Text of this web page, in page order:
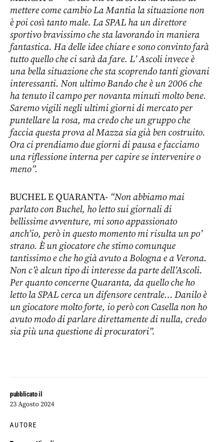
pubblicato il
23 Agosto 2024
AUTORE
mettere come cambio La Mantia la situazione non
è poi così tanto male. La SPAL ha un direttore
sportivo bravissimo che sta lavorando in maniera
fantastica. Ha delle idee chiare e sono convinto farà
tutto quello che ci sarà da fare. L’ Ascoli invece è
una bella situazione che sta scoprendo tanti giovani
interessanti. Non ultimo Bando che è un 2006 che
ha tenuto il campo per novanta minuti molto bene.
Saremo vigili negli ultimi giorni di mercato per
puntellare la rosa, ma credo che un gruppo che
faccia questa prova al Mazza sia già ben costruito.
Ora ci prendiamo due giorni di pausa e facciamo
una riflessione interna per capire se intervenire o
meno”.
BUCHEL E QUARANTA- “Non abbiamo mai
parlato con Buchel, ho letto sui giornali di
bellissime avventure, mi sono appassionato
anch’io, però in questo momento mi risulta un po’
strano. È un giocatore che stimo comunque
tantissimo e che ho già avuto a Bologna e a Verona.
Non c’è alcun tipo di interesse da parte dell’Ascoli.
Per quanto concerne Quaranta, da quello che ho
letto la SPAL cerca un difensore centrale… Danilo è
un giocatore molto forte, io però con Casella non ho
avuto modo di parlare direttamente di nulla, credo
sia più una questione di procuratori”.